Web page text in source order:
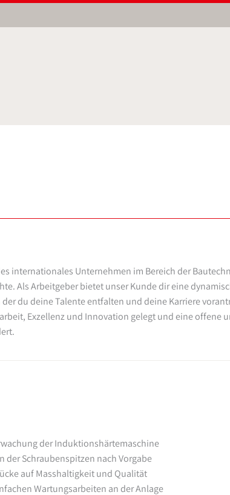
internationales Unternehmen im Bereich der
Als Arbeitgeber bietet unser Kunde dir eine
du deine Talente entfalten und deine Karriere
Exzellenz und Innovation gelegt und eine offene
der Induktionshärtemaschine
der Schraubenspitzen nach Vorgabe
auf Masshaltigkeit und Qualität
Wartungsarbeiten an der Anlage